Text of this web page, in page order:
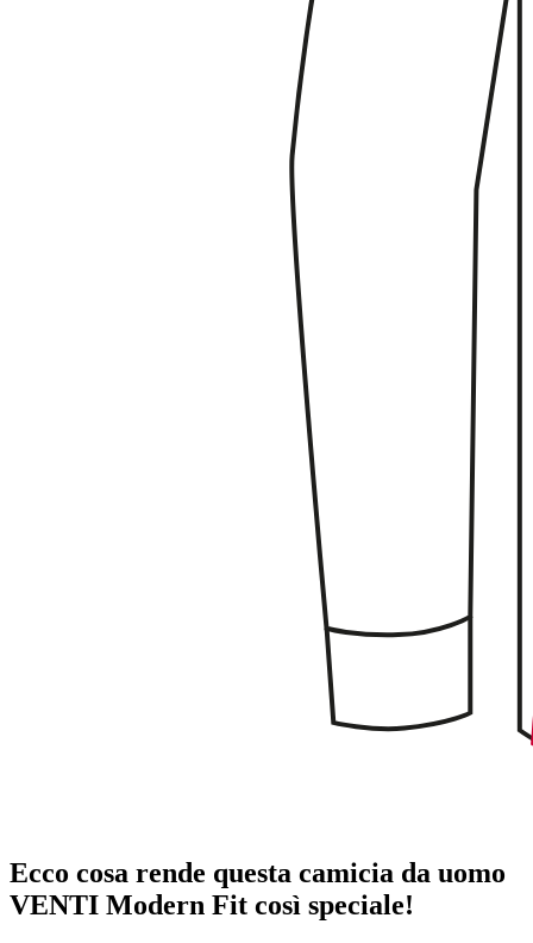
Ecco cosa rende questa camicia da uomo
VENTI Modern Fit così speciale!